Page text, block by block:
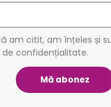
am citit, am înțeles și
confidențialitate.
Mă abonez